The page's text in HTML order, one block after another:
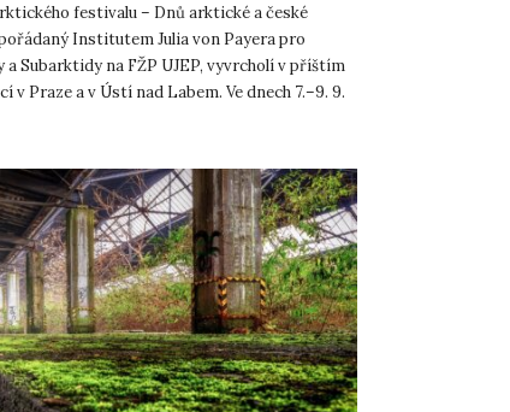
festivalu – Dnů arktické a české
Institutem Julia von Payera pro
Subarktidy na FŽP UJEP, vyvrcholí v příštím
v Praze a v Ústí nad Labem. Ve dnech 7.–9. 9.